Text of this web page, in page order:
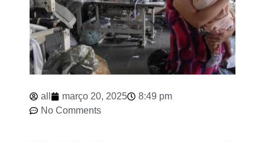
all março 20, 2025
8:49 pm
No Comments